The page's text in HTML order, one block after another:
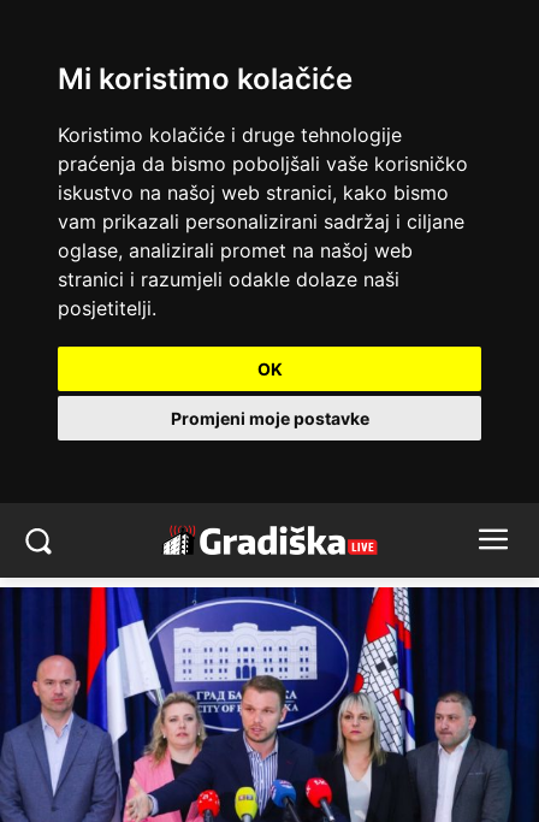
Mi koristimo kolačiće
Koristimo kolačiće i druge tehnologije
praćenja da bismo poboljšali vaše korisničko
iskustvo na našoj web stranici, kako bismo
vam prikazali personalizirani sadržaj i ciljane
oglase, analizirali promet na našoj web
stranici i razumjeli odakle dolaze naši
posjetitelji.
OK
Promjeni moje postavke